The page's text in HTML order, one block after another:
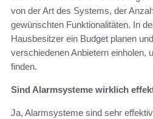
von der Art des Systems, der
gewünschten Funktionalitäten. In
Hausbesitzer ein Budget planen
verschiedenen Anbietern einholen,
finden.
Sind Alarmsysteme wirklich
Ja, Alarmsysteme sind sehr